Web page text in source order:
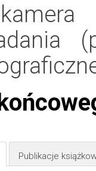
Publikacje